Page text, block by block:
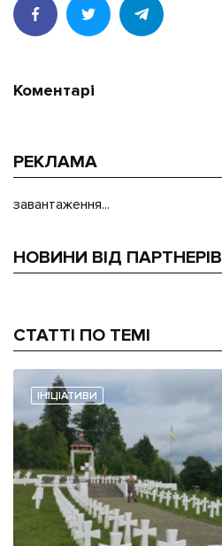
Коментарі
РЕКЛАМА
завантаження...
НОВИНИ ВІД ПАРТНЕРІВ
СТАТТІ ПО ТЕМІ
ІНІЦІАТИВИ